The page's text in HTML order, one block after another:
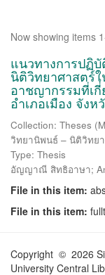
Now showing items
แนวทางการปฏิ
นิติวิทยาศาสตร์
อาชญากรรมที่เ
อำเภอเมือง จัง
Collection: Theses
วิทยานิพนธ์ – นิติวิทย
Type: Thesis
อัญญาณี สิทธิอาษา;
File in this item:
File in this item:
Copyright © 2026
University Central